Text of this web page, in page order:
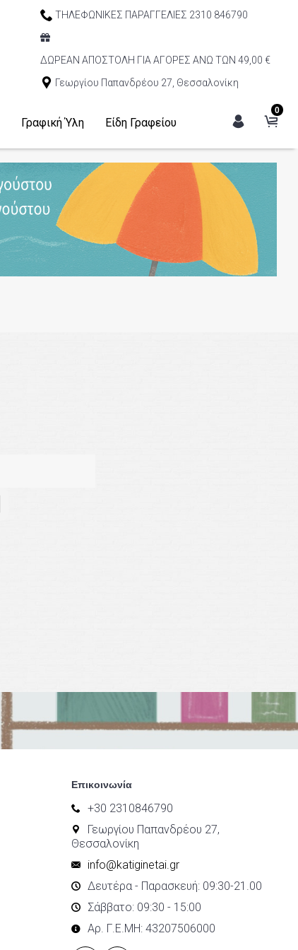
ΤΗΛΕΦΩΝΙΚΕΣ ΠΑΡΑΓΓΕΛΙΕΣ 2310 846790
ΔΩΡΕΑΝ ΑΠΟΣΤΟΛΗ ΓΙΑ ΑΓΟΡΕΣ ΑΝΩ ΤΩΝ 49,00 €
Γεωργίου Παπανδρέου 27, Θεσσαλονίκη
0
Γραφική Ύλη Είδη Γραφείου
Επικοινωνία
+30 2310846790
Γεωργίου Παπανδρέου 27,
Θεσσαλονίκη
info@katiginetai.gr
Δευτέρα - Παρασκευή: 09:30-21.00
Σάββατο: 09:30 - 15:00
Αρ. Γ.Ε.ΜΗ: 43207506000